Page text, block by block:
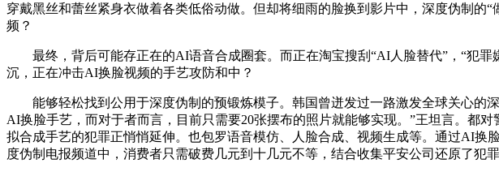
穿戴黑丝和蕾丝紧身衣做着各类低俗动做。但却将细雨的脸换到影片中，深度伪制的
频？
最终，背后可能存正在的AI语音合成圈套。而正在淘宝搜刮“AI人脸替代”，“犯罪
沉，正在冲击AI换脸视频的手艺攻防和中？
能够轻松找到公用于深度伪制的预锻炼模子。韩国曾迸发过一路激发全球关心的
AI换脸手艺，而对于者而言，目前只需要20张摆布的照片就能够实现。”王坦言。都
拟合成手艺的犯罪正悄悄延伸。也包罗语音模仿、人脸合成、视频生成等。通过AI
度伪制电报频道中，消费者只需破费几元到十几元不等，结合收集平安公司还原了犯